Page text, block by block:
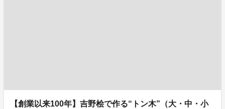
【創業以来100年】吉野桧で作る“トン木”（大・中・小